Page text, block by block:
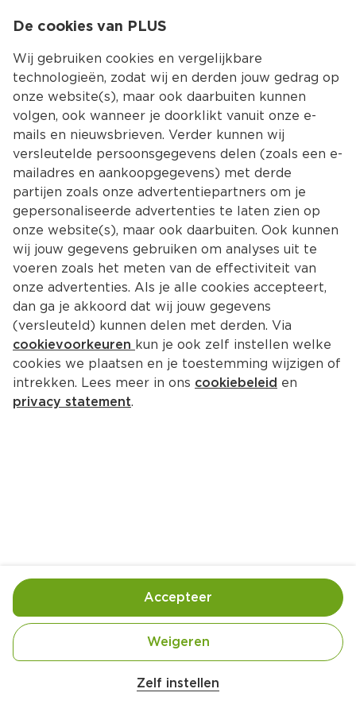
Kies jouw
Ingrediënten Bereiding
De cookies van PLUS
Wij gebruiken cookies en vergelijkbare
technologieën, zodat wij en derden jouw gedrag op
onze website(s), maar ook daarbuiten kunnen
volgen, ook wanneer je doorklikt vanuit onze e-
mails en nieuwsbrieven. Verder kunnen wij
versleutelde persoonsgegevens delen (zoals een e-
mailadres en aankoopgegevens) met derde
partijen zoals onze advertentiepartners om je
gepersonaliseerde advertenties te laten zien op
onze website(s), maar ook daarbuiten. Ook kunnen
wij jouw gegevens gebruiken om analyses uit te
voeren zoals het meten van de effectiviteit van
onze advertenties. Als je alle cookies accepteert,
dan ga je akkoord dat wij jouw gegevens
(versleuteld) kunnen delen met derden. Via
cookievoorkeuren kun je ook zelf instellen welke
cookies we plaatsen en je toestemming wijzigen of
intrekken. Lees meer in ons cookiebeleid en
privacy statement.
Zelf instellen
Weigeren
Accepteer